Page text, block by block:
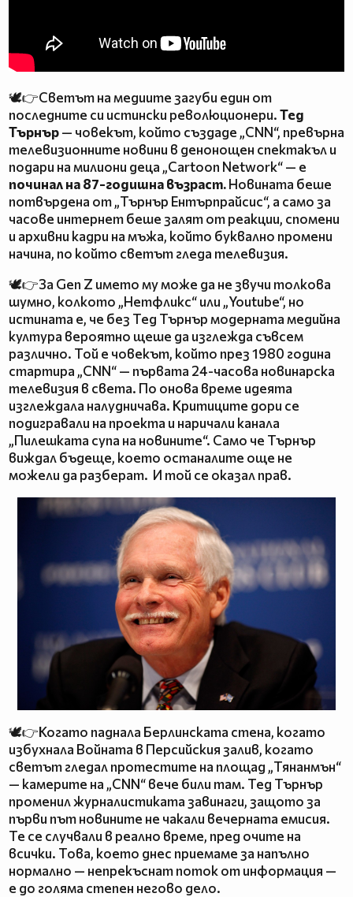
🕊️👉Светът на медиите загуби един от
последните си истински революционери.Тед
Търнър— човекът, който създаде „CNN“, превърна
телевизионните новини в денонощен спектакъл и
подари на милиони деца „Cartoon Network“ — е
починал на 87-годишна възраст.Новината беше
потвърдена от „Търнър Ентърпрайсис“, а само за
часове интернет беше залят от реакции, спомени
и архивни кадри на мъжа, който буквално промени
начина, по който светът гледа телевизия.
🕊️👉За Gen Z името му може да не звучи толкова
шумно, колкото „Нетфликс“ или „Youtube“, но
истината е, че без Тед Търнър модерната медийна
култура вероятно щеше да изглежда съвсем
различно. Той е човекът, който през 1980 година
стартира „CNN“ — първата 24-часова новинарска
телевизия в света. По онова време идеята
изглеждала налудничава. Критиците дори се
подигравали на проекта и наричали канала
„Пилешката супа на новините“. Само че Търнър
виждал бъдеще, което останалите още не
можели да разберат. И той се оказал прав.
🕊️👉Когато паднала Берлинската стена, когато
избухнала Войната в Персийския залив, когато
светът гледал протестите на площад „Тянанмън“
— камерите на „CNN“ вече били там. Тед Търнър
променил журналистиката завинаги, защото за
първи път новините не чакали вечерната емисия.
Те се случвали в реално време, пред очите на
всички. Това, което днес приемаме за напълно
нормално — непрекъснат поток от информация —
е до голяма степен негово дело.